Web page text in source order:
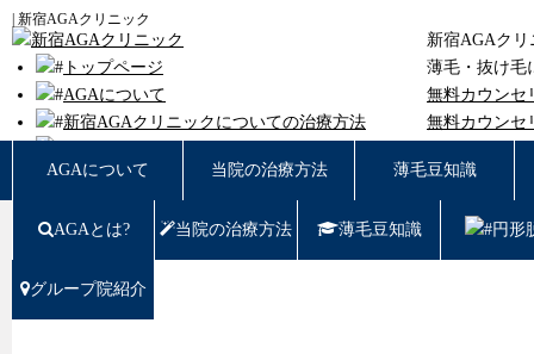
| 新宿AGAクリニック
トップページ
AGAについて
新宿AGAクリニックについての治療方法
円形脱毛
症例写真
治療の流れ
新宿AGAクリ
薄毛・抜け毛
無料カウンセ
無料カウンセ
AGAについて
当院の治療方法 薄毛豆知識
AGAとは? 当院の治療方法 薄毛豆知識 円形
グループ院紹介